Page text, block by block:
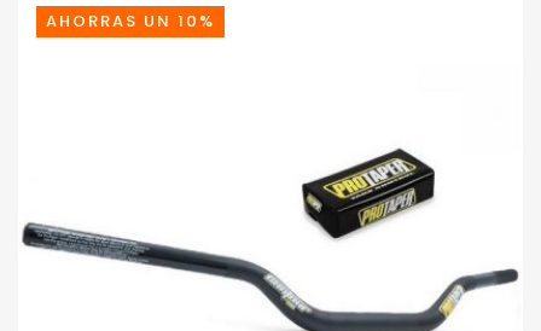
AHORRAS UN 10%